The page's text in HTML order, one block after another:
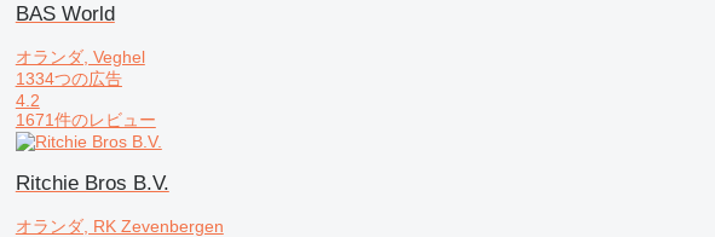
BAS World
オランダ, Veghel
1334つの広告
4.2
1671件のレビュー
Ritchie Bros B.V.
オランダ, RK Zevenbergen